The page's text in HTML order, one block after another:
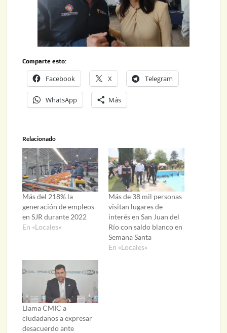
Comparte esto:
Facebook X Telegram
WhatsApp Más
Relacionado
Más del 218% la
generación de empleos
en SJR durante 2022
En «Locales»
Más de 38 mil personas
visitan lugares de
interés en San Juan del
Río con saldo blanco en
Semana Santa
En «Locales»
Llama CMIC a
ciudadanos a expresar
desacuerdo ante